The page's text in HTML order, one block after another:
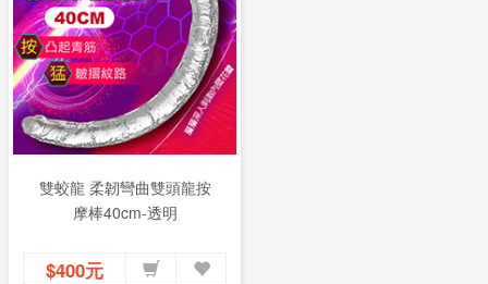
雙蛟龍 柔韌彎曲雙頭龍按
摩棒40cm-透明
$400元